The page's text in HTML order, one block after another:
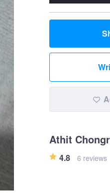
Athit
4.8 6 reviews